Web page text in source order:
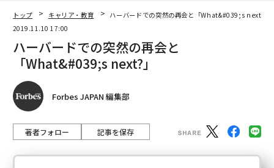
トップ キャリア・教育
ハーバードでの突然の再会と「What&#039;s next?」
2019.11.10 17:00
ハーバードでの突然の再会と
「What&#039;s next?」
Forbes JAPAN 編集部
著者フォロー 記事を保存